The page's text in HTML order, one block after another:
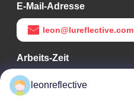
E-Mail-Adresse
leon@lureflective.com
Arbeits-Zeit
9:00-18:00
leonreflective